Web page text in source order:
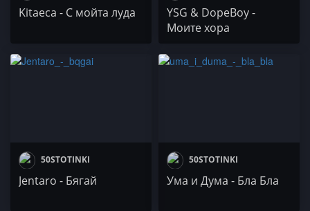
Kitaeca - С мойта луда
YSG & DopeBoy -
Моите хора
50STOTINKI
Jentaro - Бягай
50STOTINKI
Ума и Дума - Бла Бла